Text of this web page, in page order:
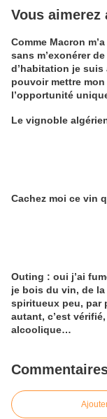
Vous aimerez
Comme Macron
sans m’exonérer
d’habitation je suis
pouvoir mettre
l’opportunité
Alain Edouard
Le vignoble
Cachez moi ce vin
Outing : oui j’ai
je bois du vin, de
spiritueux peu,
autant, c’est
alcoolique…